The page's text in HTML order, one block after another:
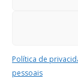
Política de
pessoais